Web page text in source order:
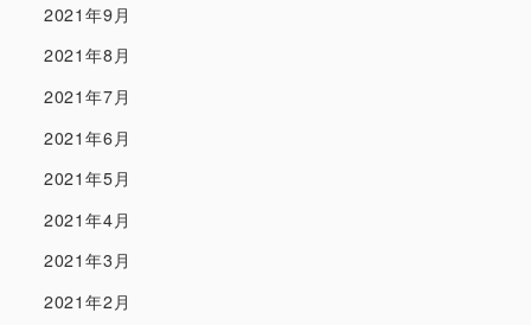
2021年9月
2021年8月
2021年7月
2021年6月
2021年5月
2021年4月
2021年3月
2021年2月